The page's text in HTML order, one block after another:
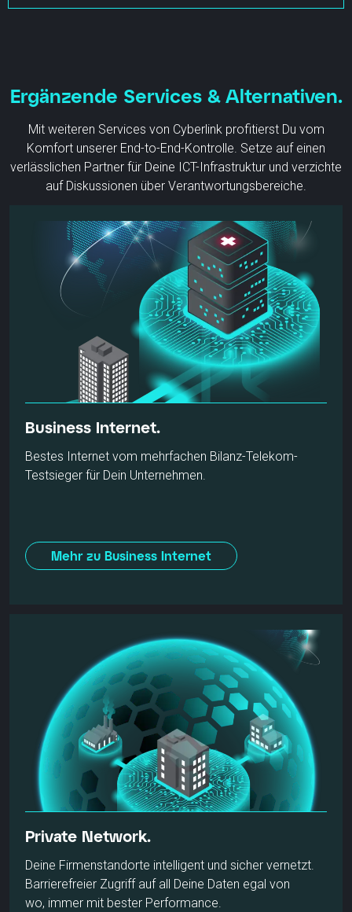
Mehr erfahren
Ergänzende Services & Alternativen.
Mit weiteren Services von Cyberlink profitierst Du vom
Komfort unserer End-to-End-Kontrolle. Setze auf einen
verlässlichen Partner für Deine ICT-Infrastruktur und verzichte
auf Diskussionen über Verantwortungsbereiche.
Business Internet.
Bestes Internet vom mehrfachen Bilanz-Telekom-
Testsieger für Dein Unternehmen.
Mehr zu Business Internet
Private Network.
Deine Firmenstandorte intelligent und sicher vernetzt.
Barrierefreier Zugriff auf all Deine Daten egal von
wo, immer mit bester Performance.